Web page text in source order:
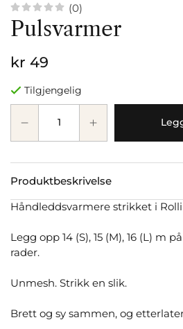
(0)
Pulsvarmer
kr 49
Tilgjengelig
Produktbeskrivelse
Håndleddsvarmere strikket i
Legg opp 14 (S), 15 (M), 16 (L) m
rader.
Unmesh. Strikk en slik.
Brett og sy sammen, og